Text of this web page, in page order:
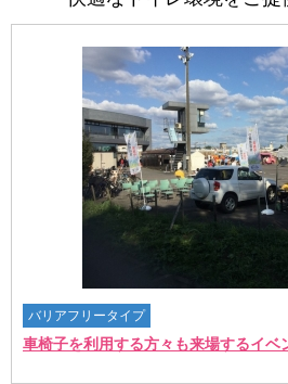
バリアフリータイプ
車椅子を利用する方々も来場するイベ